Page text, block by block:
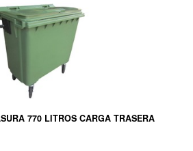
770 LITROS CARGA TRASERA